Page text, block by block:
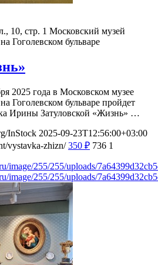
10, стр. 1 Московский музей
Гоголевском бульваре
2025 года в Московском музее
Гоголевском бульваре пройдет
Ирины Затуловской «Жизнь» …
InStock 2025-09-23T12:56:00+03:00
vystavka-zhizn/ 350 ₽ 736 1
image/255/255/uploads/
image/255/255/uploads/